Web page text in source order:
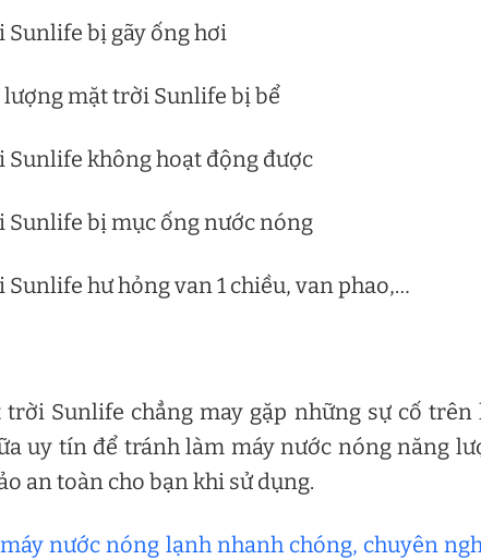
bị gãy ống hơi
mặt trời Sunlife bị bể
không hoạt động được
bị mục ống nước nóng
hư hỏng van 1 chiều, van phao,…
Sunlife chẳng may gặp những sự cố trên
uy tín để tránh làm máy nước nóng năng
an toàn cho bạn khi sử dụng.
nước nóng lạnh nhanh chóng, chuyên